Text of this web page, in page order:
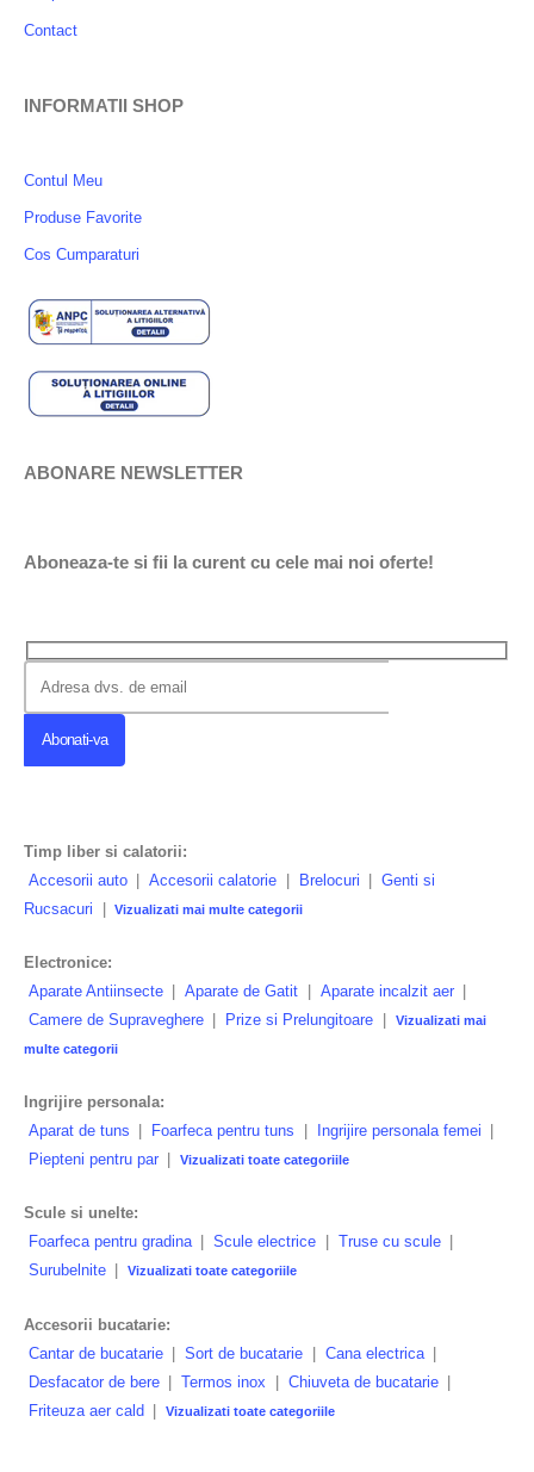
Contact
INFORMATII SHOP
Contul Meu
Produse Favorite
Cos Cumparaturi
ABONARE NEWSLETTER
Aboneaza-te si fii la curent cu cele mai noi oferte!
Timp liber si calatorii:
Accesorii auto | Accesorii calatorie | Brelocuri | Genti si
Rucsacuri
| Vizualizati mai multe categorii
Electronice:
Aparate Antiinsecte
Aparate de Gatit Aparate incalzit aer
Camere de Supraveghere
Prize si Prelungitoare
Vizualizati mai
multe categorii
Ingrijire personala:
Aparat de tuns
Foarfeca pentru tuns Ingrijire personala femei
Piepteni pentru par
Vizualizati toate categoriile
Scule si unelte:
Foarfeca pentru gradina
Scule electrice Truse cu scule
Surubelnite
Vizualizati toate categoriile
Accesorii bucatarie:
Cantar de bucatarie
Sort de bucatarie Cana electrica
Desfacator de bere
Termos inox Chiuveta de bucatarie
Friteuza aer cald
Vizualizati toate categoriile